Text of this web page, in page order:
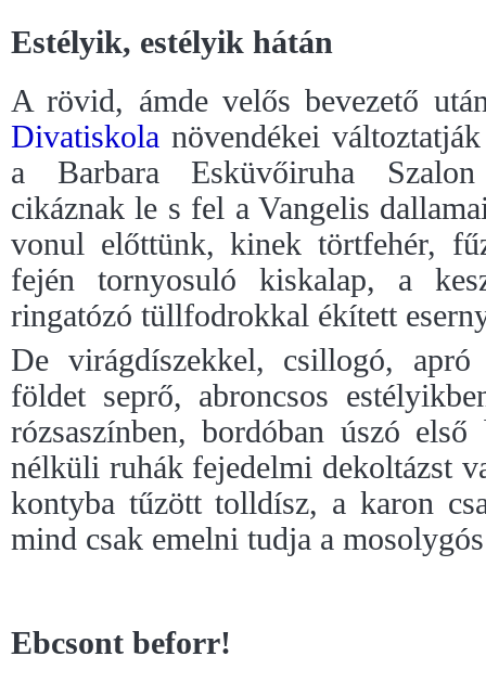
Estélyik, estélyik hátán
A rövid, ámde velős bevezető
Divatiskola növendékei
a Barbara Esküvőiruha Szalon
cikáznak le s fel a Vangelis
vonul előttünk, kinek törtfehér,
fején tornyosuló kiskalap, a
ringatózó tüllfodrokkal ékített
De virágdíszekkel, csillogó,
földet seprő, abroncsos
rózsaszínben, bordóban úszó
nélküli ruhák fejedelmi dekoltázst
kontyba tűzött tolldísz, a karon
mind csak emelni tudja a
Ebcsont beforr!